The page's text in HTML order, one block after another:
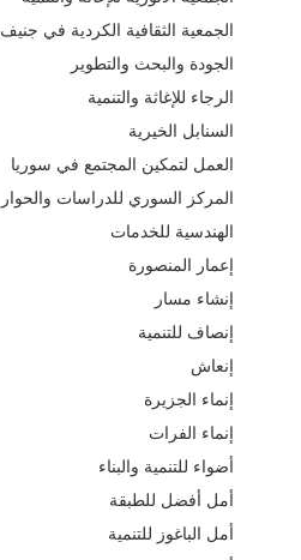
الجمعية الثقافية الكردية في جنيف
الجودة والبحث والتطوير
الرجاء للإغاثة والتنمية
السنابل الخيرية
العمل لتمكين المجتمع في سوريا
المركز السوري للدراسات والحوار
الهندسية للخدمات
إعمار المنصورة
إنشاء مسار
إنصاف للتنمية
إنعاش
إنماء الجزيرة
إنماء الفرات
أضواء للتنمية والبناء
أمل أفضل للطبقة
أمل الباغوز للتنمية